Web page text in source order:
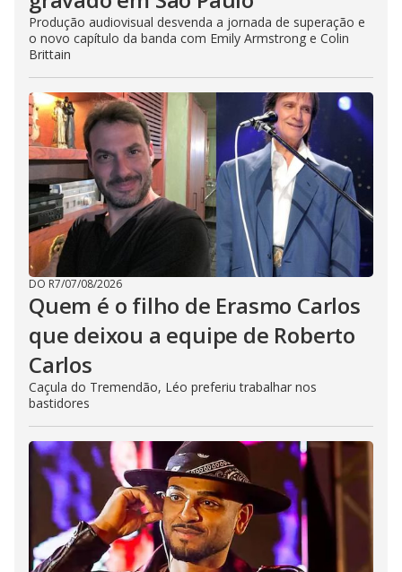
Produção audiovisual desvenda a jornada de superação e
o novo capítulo da banda com Emily Armstrong e Colin
Brittain
DO R7/07/08/2026
Quem é o filho de Erasmo Carlos
que deixou a equipe de Roberto
Carlos
Caçula do Tremendão, Léo preferiu trabalhar nos
bastidores